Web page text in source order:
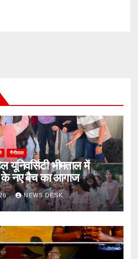
नैनीताल
यूनिवर्सिटी भीमताल में
के नए बैच का आगाज
NEWS DESK